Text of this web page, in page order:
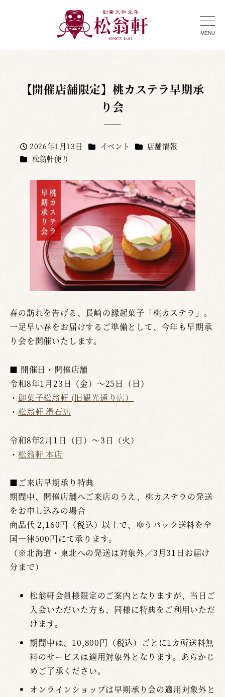
MENU
【開催店舗限定】桃カステラ早期承
り会
投稿日
2026年1月13日 カテゴリー
イベント カテゴリー
店舗情報
カテゴリー
松翁軒便り
春の訪れを告げる、長崎の縁起菓子「桃カステラ」。
一足早い春をお届けするご準備として、今年も早期承
り会を開催いたします。
■ 開催日・開催店舗
令和8年1月23日（金）～25日（日）
・ 御菓子松翁軒 (旧観光通り店）
・ 松翁軒 滑石店
令和8年2月1日（日）～3日（火）
・ 松翁軒 本店
■ご来店早期承り特典
期間中、開催店舗へご来店のうえ、桃カステラの発送
をお申し込みの場合
商品代 2,160円（税込）以上で、ゆうパック送料を全
国一律500円にて承ります。
（※北海道・東北への発送は対象外／3月31日お届け
分まで）
松翁軒会員様限定のご案内となりますが、当日ご
入会いただいた方も、同様に特典をご利用いただ
けます。
期間中は、10,800円（税込）ごとに1カ所送料無
料のサービスは適用対象外となります。あらかじ
めご了承ください。
オンラインショップは早期承り会の適用対象外と